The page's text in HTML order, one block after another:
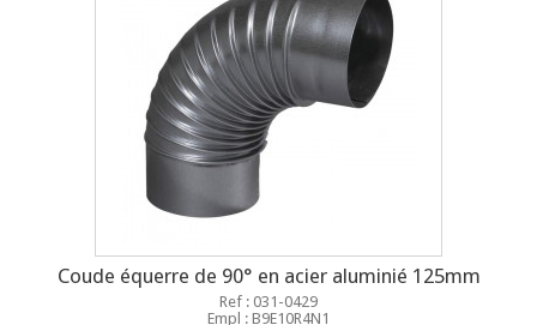
Coude équerre de 90° en acier aluminié 125mm
Ref : 031-0429
Empl : B9E10R4N1